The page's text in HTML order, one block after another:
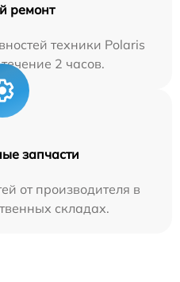
ремонт
техники Polaris
2 часов.
запчасти
от производителя в
складах.